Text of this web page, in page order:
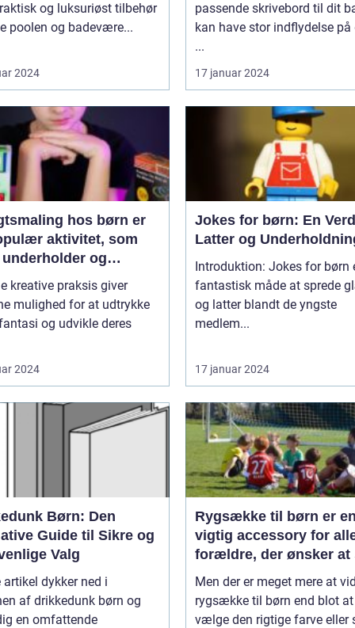
og luksuriøst tilbehør
poolen og badevære...
2024
passende skrivebord til dit
kan have stor indflydelse på
...
17 januar 2024
hos børn er
aktivitet, som
underholder og
de små
kreative praksis giver
mulighed for at udtrykke
og udvikle deres
2024
Jokes for børn: En
Latter og
Introduktion: Jokes for børn
fantastisk måde at sprede
og latter blandt de yngste
medlem...
17 januar 2024
Børn: Den
Guide til Sikre og
Valg
artikel dykker ned i
af drikkedunk børn og
en omfattende
Rygsække til børn er
vigtig accessory for
forældre, der ønsker at
deres barns komfort og
sikkerhed, især når de
farten
Men der er meget mere at
rygsække til børn end blot at
vælge den rigtige farve eller